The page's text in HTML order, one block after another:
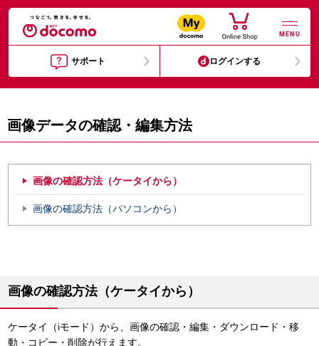
MENU
サポート ログインする
画像データの確認・編集方法
画像の確認方法（ケータイから）
画像の確認方法（パソコンから）
画像の確認方法（ケータイから）
ケータイ（iモード）から、画像の確認・編集・ダウンロード・移
動・コピー・削除が行えます。